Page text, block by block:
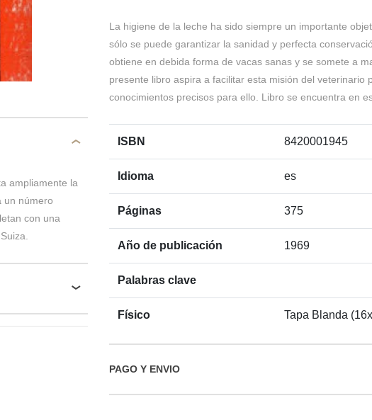
ampliamente la
un número
con una
La higiene de la leche ha sido siempre un importante
sólo se puede garantizar la sanidad y perfecta
obtiene en debida forma de vacas sanas y se somete a
presente libro aspira a facilitar esta misión del veterinario
conocimientos precisos para ello. Libro se encuentra en
ISBN 8420001945
Idioma es
Páginas 375
Año de publicación 1969
Palabras clave
Físico Tapa Blanda
PAGO Y ENVIO